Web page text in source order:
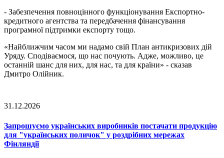
- Забезпечення повноцінного функціонування Експортно-
кредитного агентства та передбачення фінансування
програмної підтримки експорту тощо.
«Найближчим часом ми надамо свій План антикризових дій
Уряду. Сподіваємося, що нас почують. Адже, можливо, це
останній шанс для них, для нас, та для країни» - сказав
Дмитро Олійник.
31.12.2026
Запрошуємо українських виробників постачати продукцію
для "українських поличок" у роздрібних мережах
Фінляндії